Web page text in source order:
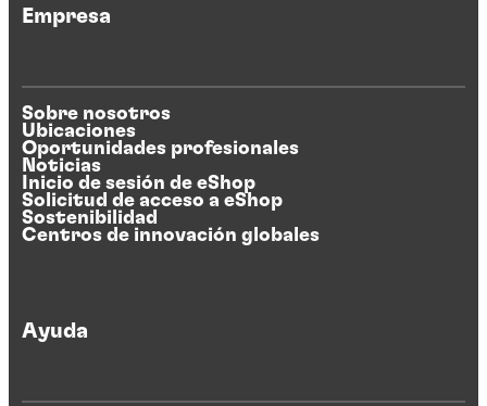
Empresa
Sobre nosotros
Ubicaciones
Oportunidades profesionales
Noticias
Inicio de sesión de eShop
Solicitud de acceso a eShop
Sostenibilidad
Centros de innovación globales
Ayuda